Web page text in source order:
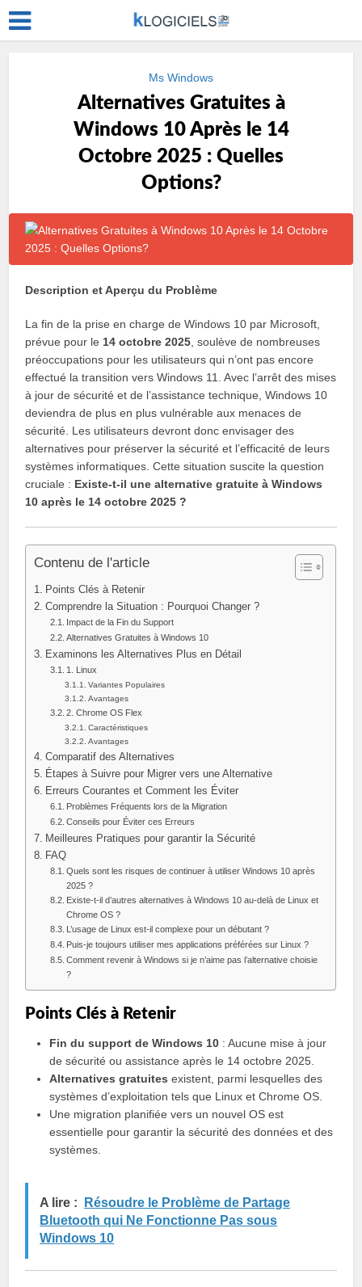
Ms Windows
Alternatives Gratuites à
Windows 10 Après le 14
Octobre 2025 : Quelles
Options?
Description et Aperçu du Problème
La fin de la prise en charge de Windows 10 par Microsoft,
prévue pour le 14 octobre 2025 , soulève de nombreuses
préoccupations pour les utilisateurs qui n’ont pas encore
effectué la transition vers Windows 11. Avec l’arrêt des mises
à jour de sécurité et de l’assistance technique, Windows 10
deviendra de plus en plus vulnérable aux menaces de
sécurité. Les utilisateurs devront donc envisager des
alternatives pour préserver la sécurité et l’efficacité de leurs
systèmes informatiques. Cette situation suscite la question
cruciale : Existe-t-il une alternative gratuite à Windows
10 après le 14 octobre 2025 ?
Contenu de l'article
Points Clés à Retenir
Comprendre la Situation : Pourquoi Changer ?
Impact de la Fin du Support
Alternatives Gratuites à Windows 10
Examinons les Alternatives Plus en Détail
1. Linux
Variantes Populaires
Avantages
2. Chrome OS Flex
Caractéristiques
Avantages
Comparatif des Alternatives
Étapes à Suivre pour Migrer vers une Alternative
Erreurs Courantes et Comment les Éviter
Problèmes Fréquents lors de la Migration
Conseils pour Éviter ces Erreurs
Meilleures Pratiques pour garantir la Sécurité
FAQ
Quels sont les risques de continuer à utiliser Windows 10 après
2025 ?
Existe-t-il d’autres alternatives à Windows 10 au-delà de Linux et
Chrome OS ?
L’usage de Linux est-il complexe pour un débutant ?
Puis-je toujours utiliser mes applications préférées sur Linux ?
Comment revenir à Windows si je n’aime pas l’alternative choisie
?
Points Clés à Retenir
Fin du support de Windows 10 : Aucune mise à jour
de sécurité ou assistance après le 14 octobre 2025.
Alternatives gratuites existent, parmi lesquelles des
systèmes d’exploitation tels que Linux et Chrome OS.
Une migration planifiée vers un nouvel OS est
essentielle pour garantir la sécurité des données et des
systèmes.
A lire :
Résoudre le Problème de Partage
Bluetooth qui Ne Fonctionne Pas sous
Windows 10